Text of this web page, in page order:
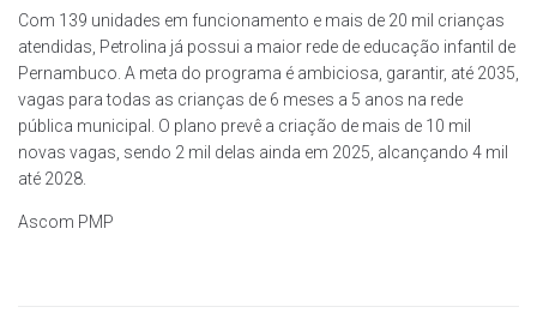
Com 139 unidades em funcionamento e mais de 20 mil crianças
atendidas, Petrolina já possui a maior rede de educação infantil de
Pernambuco. A meta do programa é ambiciosa, garantir, até 2035,
vagas para todas as crianças de 6 meses a 5 anos na rede
pública municipal. O plano prevê a criação de mais de 10 mil
novas vagas, sendo 2 mil delas ainda em 2025, alcançando 4 mil
até 2028.
Ascom PMP